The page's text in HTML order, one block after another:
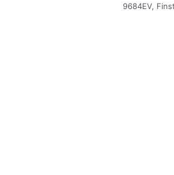
9684EV,